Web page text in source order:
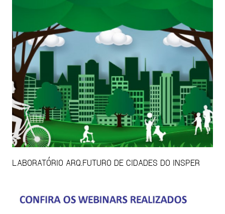
LABORATÓRIO ARQ.FUTURO DE CIDADES DO INSPER